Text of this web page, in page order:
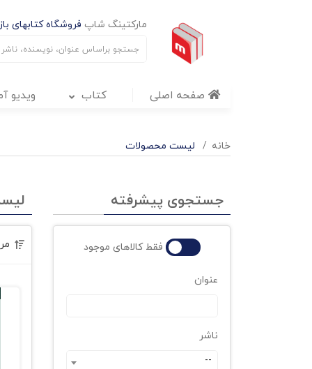
مارکتینگ شاپ فروشگاه کتابهای
صفحه اصلی کتاب ویدیو
خانه لیست محصولات
جستجوی پیشرفته
فقط کالاهای موجود
عنوان
ناشر
--